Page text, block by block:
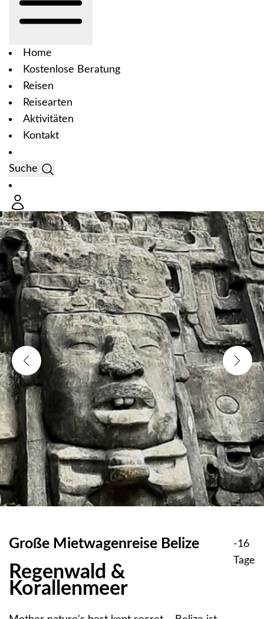
Home
Kostenlose Beratung
Reisen
Reisearten
Aktivitäten
Kontakt
Suche
Große Mietwagenreise Belize
Regenwald &
Korallenmeer
-16
Tage